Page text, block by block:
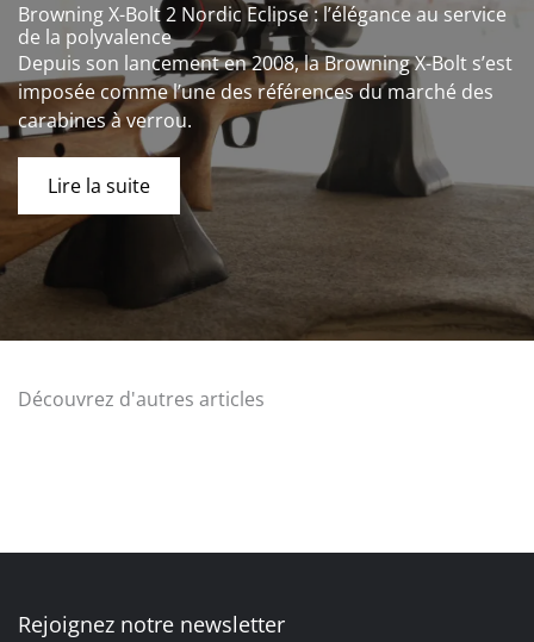
Browning X-Bolt 2 Nordic Eclipse : l’élégance au service
de la polyvalence
Depuis son lancement en 2008, la Browning X-Bolt s’est
imposée comme l’une des références du marché des
carabines à verrou.
Lire la suite
Découvrez d'autres articles
Rejoignez notre newsletter